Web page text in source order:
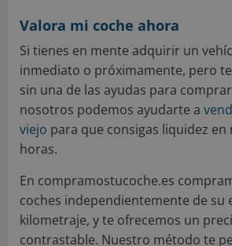
Valora mi coche ahora
Si tienes en mente adquirir un
inmediato o próximamente, pero
sin una de las ayudas para
nosotros podemos ayudarte a
viejo para que consigas liquidez en
horas.
En compramostucoche.es
coches independientemente de su
kilometraje, y te ofrecemos un
contrastable. Nuestro método te